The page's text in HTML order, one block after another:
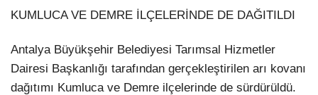
KUMLUCA VE DEMRE İLÇELERİNDE DE DAĞITILDI
Antalya Büyükşehir Belediyesi Tarımsal Hizmetler
Dairesi Başkanlığı tarafından gerçekleştirilen arı kovanı
dağıtımı Kumluca ve Demre ilçelerinde de sürdürüldü.